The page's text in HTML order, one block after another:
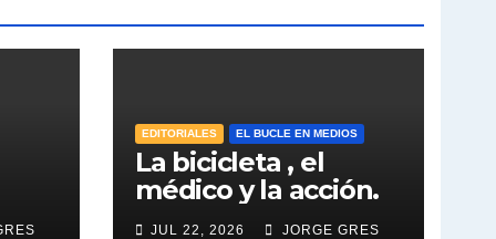
EDITORIALES EL BUCLE EN MEDIOS
La bicicleta , el
médico y la acción.
JUL 22, 2026 JORGE GRES